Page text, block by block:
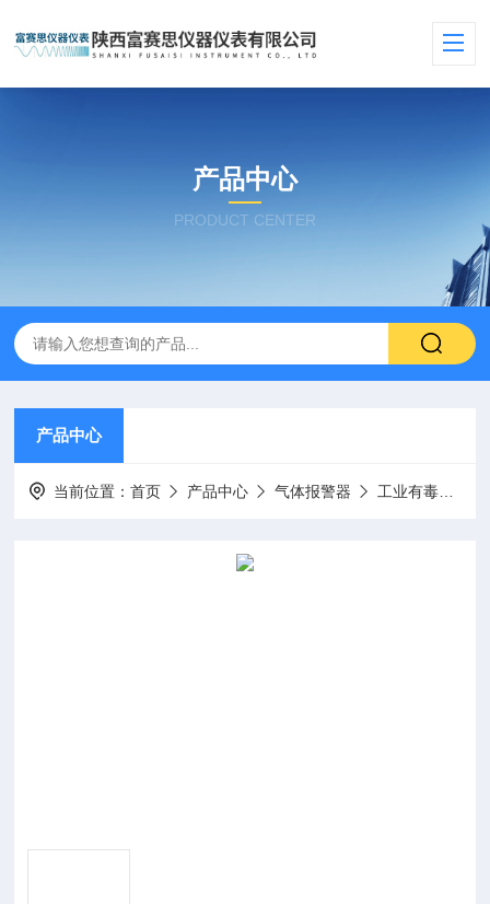
产品中心
PRODUCT CENTER
产品中心
当前位置：首页 产品中心 气体报警器 工业有毒气体报警器